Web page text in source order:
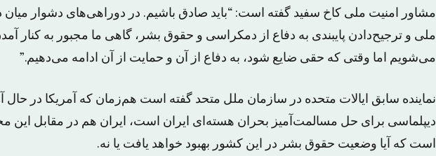
مشاور امنیت ملی کاخ سفید گفته است: “باید صادق باشیم. در دوراهی‌های دشوار میان
ملی و ترجیح‌دادن پایبندی به دفاع از دمکراسی و حقوق بشر، گاهی ما مجبور به کنار
می‌شویم اما وقتی که حقی ضایع شود، به دفاع از آن و حمایت از آن ادامه می‌دهیم.”
نماینده سابق ایالات متحده در سازمان ملل متحد گفته است هم‌زمان که آمریکا در حال
دیپلماسی برای حل مسالمت‌آمیز بحران هسته‌ای ایران است، ایران هم در مقابل این
است که آیا وضعیت حقوق بشر در این کشور بهبود خواهد یافت یا نه.